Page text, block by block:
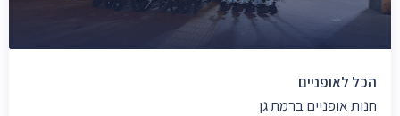
הכל לאופניים
חנות אופניים ברמת גן